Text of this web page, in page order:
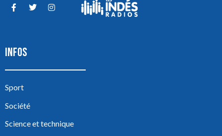
INFOS
Sport
Société
Science et technique